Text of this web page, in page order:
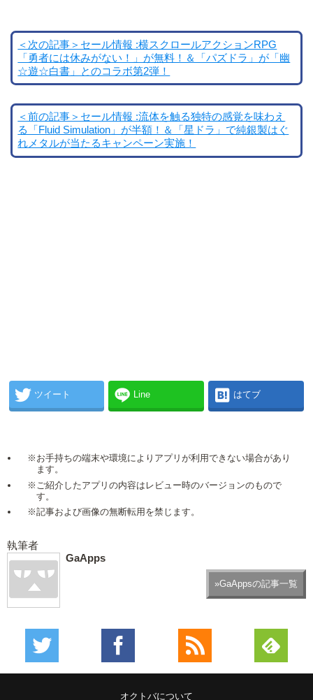
＜次の記事＞セール情報 :横スクロールアクションRPG
「勇者には休みがない！」が無料！＆「パズドラ」が「幽
☆遊☆白書」とのコラボ第2弾！
＜前の記事＞セール情報 :流体を触る独特の感覚を味わえ
る「Fluid Simulation」が半額！＆「星ドラ」で純銀製はぐ
れメタルが当たるキャンペーン実施！
ツイート Line はてブ
※お手持ちの端末や環境によりアプリが利用できない場合があり
ます。
※ご紹介したアプリの内容はレビュー時のバージョンのもので
す。
※記事および画像の無断転用を禁じます。
執筆者
GaApps
»GaAppsの記事一覧
オクトバについて